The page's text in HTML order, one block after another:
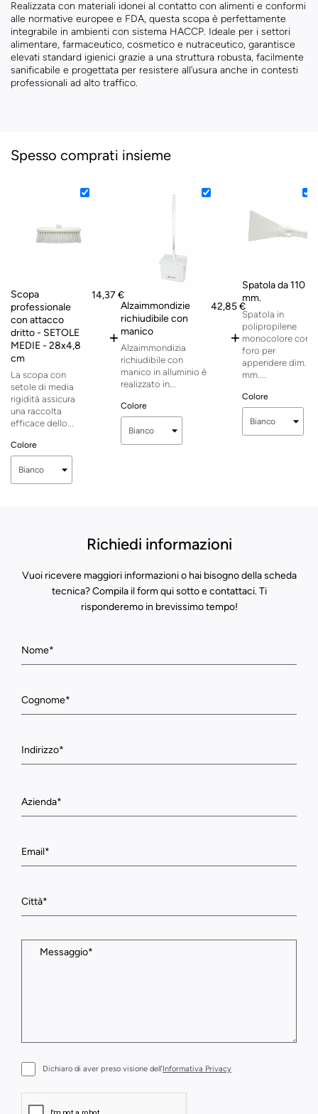
Realizzata con materiali idonei al contatto con alimenti e conformi
alle normative europee e FDA, questa scopa è perfettamente
integrabile in ambienti con sistema HACCP. Ideale per i settori
alimentare, farmaceutico, cosmetico e nutraceutico, garantisce
elevati standard igienici grazie a una struttura robusta, facilmente
sanificabile e progettata per resistere all’usura anche in contesti
professionali ad alto traffico.
Spesso comprati insieme
Scopa
professionale
con attacco
dritto - SETOLE
MEDIE - 28x4,8
cm
La scopa con
setole di media
rigidità assicura
una raccolta
efficace dello...
14,37 €
Colore
+
Alzaimmondizie
richiudibile con
manico
Alzaimmondizia
richiudibile con
manico in alluminio è
realizzato in...
42,85 €
Colore
+
Spatola da 110
mm.
Spatola in
polipropilene
monocolore con
foro per
appendere dim.
mm....
Colore
Richiedi informazioni
Vuoi ricevere maggiori informazioni o hai bisogno della scheda
tecnica? Compila il form qui sotto e contattaci. Ti
risponderemo in brevissimo tempo!
Dichiaro di aver preso visione dell’Informativa Privacy